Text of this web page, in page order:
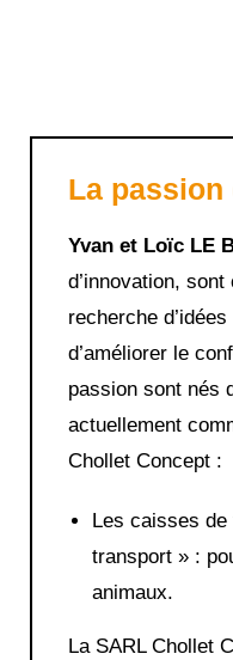
La
Yvan et Loïc LE
d’innovation,
recherche
d’améliorer le
passion sont nés
actuellement
Chollet Concept :
Les caisses
transport » :
animaux.
La SARL Chollet